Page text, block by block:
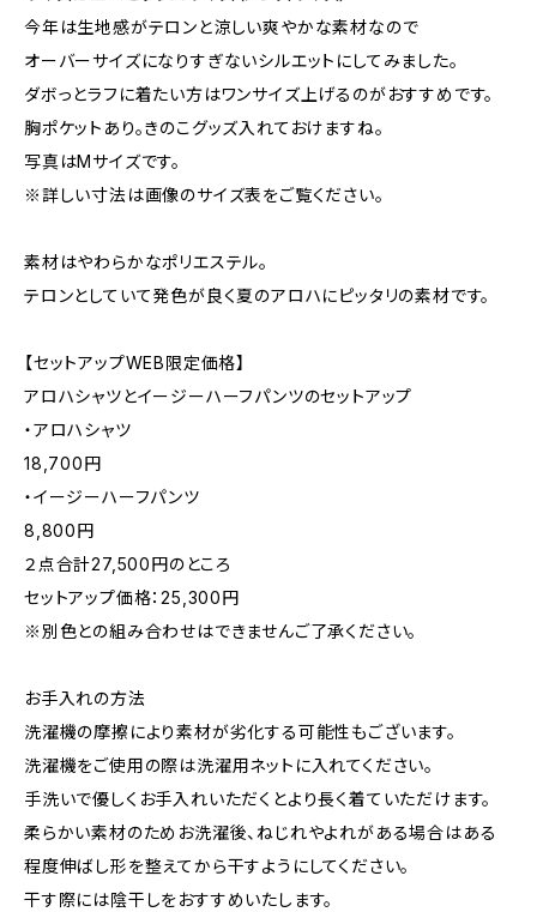
今年は生地感がテロンと涼しい爽やかな素材なので
オーバーサイズになりすぎないシルエットにしてみました。
ダボっとラフに着たい方はワンサイズ上げるのがおすすめです。
胸ポケットあり。きのこグッズ入れておけますね。
写真はMサイズです。
※詳しい寸法は画像のサイズ表をご覧ください。
素材はやわらかなポリエステル。
テロンとしていて発色が良く夏のアロハにピッタリの素材です。
【セットアップWEB限定価格】
アロハシャツとイージーハーフパンツのセットアップ
・アロハシャツ
18,700円
・イージーハーフパンツ
8,800円
２点合計27,500円のところ
セットアップ価格：25,300円
※別色との組み合わせはできませんご了承ください。
お手入れの方法
洗濯機の摩擦により素材が劣化する可能性もございます。
洗濯機をご使用の際は洗濯用ネットに入れてください。
手洗いで優しくお手入れいただくとより長く着ていただけます。
柔らかい素材のためお洗濯後、ねじれやよれがある場合はある
程度伸ばし形を整えてから干すようにしてください。
干す際には陰干しをおすすめいたします。